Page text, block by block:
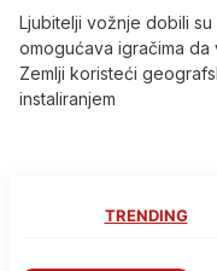
Ljubitelji vožnje dobili su
omogućava igračima
Zemlji koristeći
instaliranjem
TRENDING